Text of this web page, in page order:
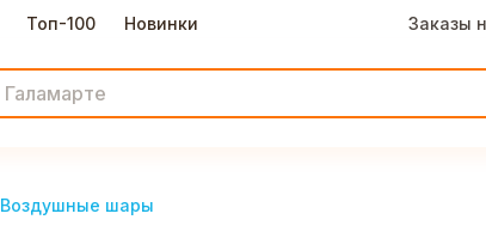
Топ-100 Новинки Заказы
Воздушные шары